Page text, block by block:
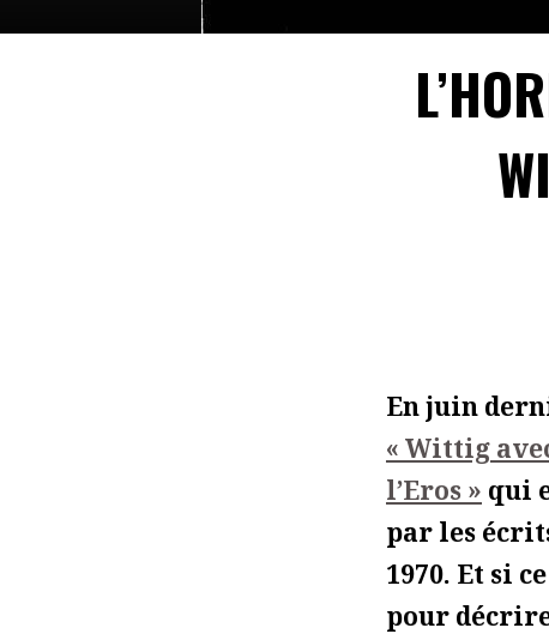
En juin
« Wittig
l’Eros » qui
par les
1970. Et si
pour